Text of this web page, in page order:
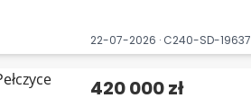
22-07-2026 · C240-SD-19637
420 000 zł